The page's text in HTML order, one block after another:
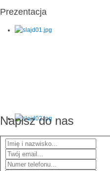
Prezentacja
Napisz do nas